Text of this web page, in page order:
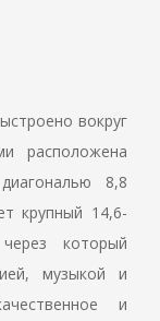
вокруг
расположена
8,8
крупный 14,6-
который
музыкой и
и